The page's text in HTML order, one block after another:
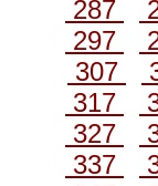
287
297
307
317
327
337